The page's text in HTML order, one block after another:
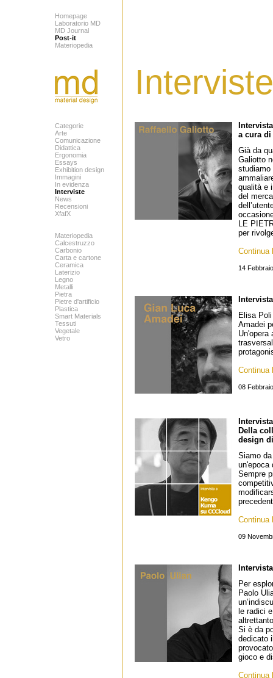
Homepage
Laboratorio MD
MD Journal
Post-it
Materiopedia
Interviste
Categorie
Arte
Comunicazione
Didattica
Ergonomia
Essays
Exhibition design
Immagini
In evidenza
Interviste
News
Recensioni
XfafX
Materiopedia
Calcestruzzo
Carbonio
Carta e cartone
Ceramica
Laterizio
Legno
Metalli
Pietra
Pietre d'artificio
Plastica
Smart Materials
Tessuti
Vegetale
Vetro
a cura di
Già da
Galiotto
studiamo
qualità e
del
LE
per
Continua
14
Elisa
Amadei
Un'opera
Continua
08
Della
design
Siamo
un'epoca
Sempre
Continua
09
Per
Paolo
le radici
Si è da
dedicato
gioco e
Continua